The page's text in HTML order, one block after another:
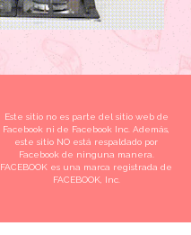
Este sitio no es parte del sitio web de
Facebook ni de Facebook Inc. Además,
este sitio NO está respaldado por
Facebook de ninguna manera.
FACEBOOK es una marca registrada de
FACEBOOK, Inc.